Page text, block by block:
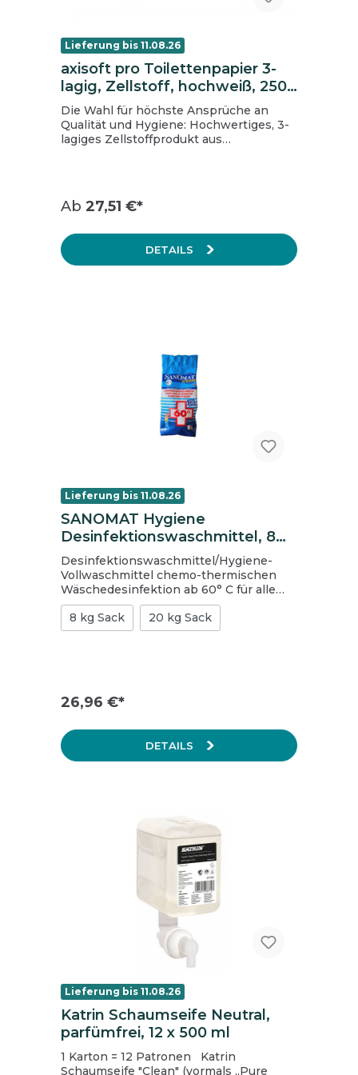
Lieferung bis 11.08.26
axisoft pro Toilettenpapier 3-
lagig, Zellstoff, hochweiß, 250
Blatt pro Rolle, 72 Rollen
Die Wahl für höchste Ansprüche an
Qualität und Hygiene: Hochwertiges, 3-
lagiges Zellstoffprodukt aus
recyclebar und enthält mindestens 60%
Recyclinganteil PCR. Marke: axisoft pro
Farbe: hochweiß Falz: / Lage: 3-lagig
Hülsendurchmesser (cm): 4,3
Rollenlänge (m): 27,5 Anzahl VE/Palette:
Ab 27,51 €*
DETAILS
Lieferung bis 11.08.26
SANOMAT Hygiene
Desinfektionswaschmittel, 8
kg Sack
Desinfektionswaschmittel/Hygiene-
Vollwaschmittel chemo-thermischen
Wäschedesinfektion ab 60° C für alle
waschbaren Textilien und Wäschearten
VAH und RKI zertifiziert Normen:
EN16616 / EN 13727 für Krankenhäuser
MRSA und Noroviren). Die genaue
abgedruckt auf der Verpackung.
Biozidprodukte vorsichtig verwenden.
Vor Gebrauch stets Etikett und
8 kg Sack 20 kg Sack
26,96 €*
DETAILS
Lieferung bis 11.08.26
Katrin Schaumseife Neutral,
parfümfrei, 12 x 500 ml
1 Karton = 12 Patronen Katrin
Schaumseife "Clean" (vormals „Pure